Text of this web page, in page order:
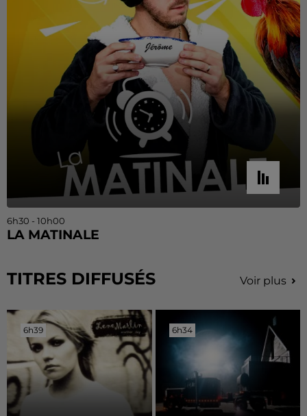
6h30 - 10h00
LA MATINALE
TITRES DIFFUSÉS Voir plus
6h39
6h39 6h34
6h34